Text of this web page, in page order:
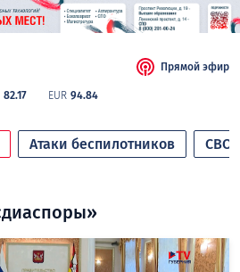
82.17 EUR 94.84
Прямой эфир
Атаки беспилотников СВО